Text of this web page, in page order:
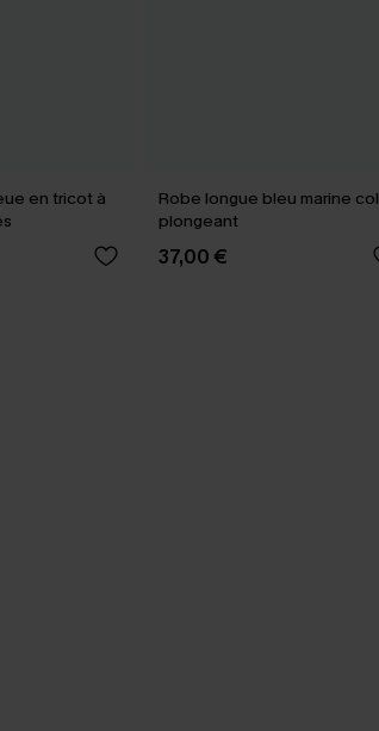
en tricot à
Robe longue bleu marine col
plongeant
37,00 €